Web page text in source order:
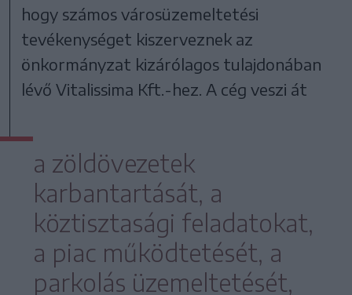
hogy számos városüzemeltetési
tevékenységet kiszerveznek az
önkormányzat kizárólagos tulajdonában
lévő Vitalissima Kft.-hez. A cég veszi át
a zöldövezetek
karbantartását, a
köztisztasági feladatokat,
a piac működtetését, a
parkolás üzemeltetését,